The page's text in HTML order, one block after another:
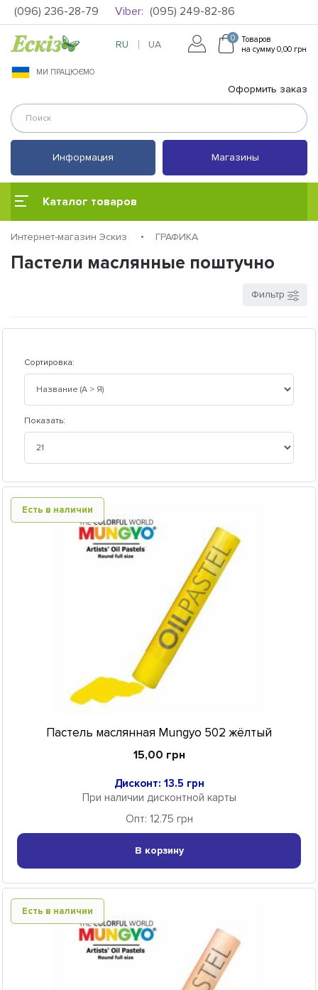
(096) 236-28-79 Viber: (095) 249-82-86
МИ ПРАЦЮЄМО
Оформить заказ
RU UA Товаров
0
на сумму 0,00 грн
Информация Магазины
Каталог товаров
Интернет-магазин Эскиз ГРАФИКА
Пастели маслянные поштучно
Фильтр
Сортировка:
Показать:
Есть в наличии
Пастель маслянная Mungyo 502 жёлтый
15,00 грн
Дисконт: 13.5 грн
При наличии дисконтной карты
Опт: 12.75 грн
В корзину
Есть в наличии